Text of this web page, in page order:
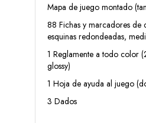
Mapa de juego montado
88 Fichas y marcadores de
esquinas redondeadas,
1 Reglamente a todo color
glossy)
1 Hoja de ayuda al juego
3 Dados